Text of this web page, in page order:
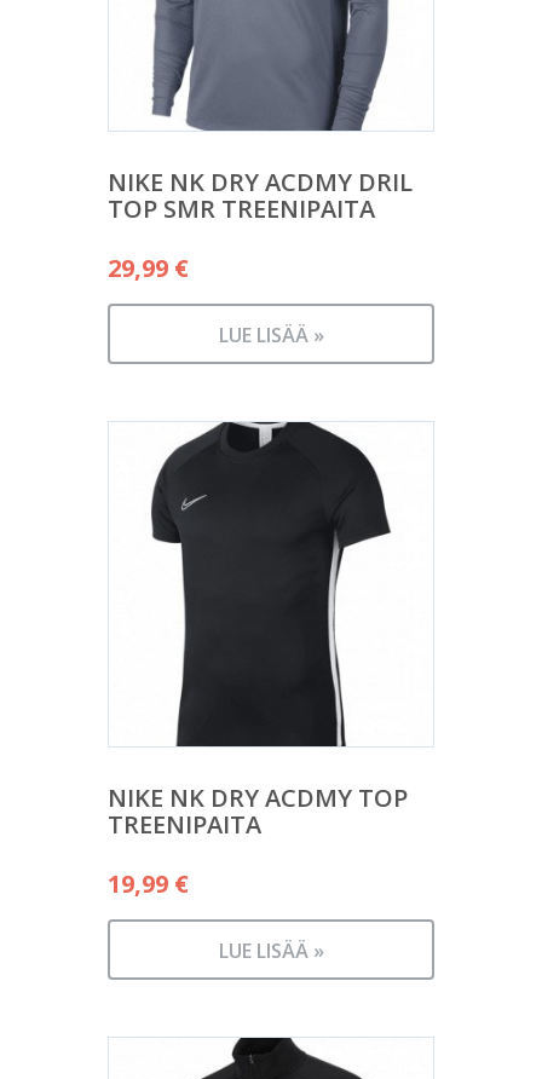
NIKE NK DRY ACDMY DRIL
TOP SMR TREENIPAITA
29,99 €
LUE LISÄÄ »
NIKE NK DRY ACDMY TOP
TREENIPAITA
19,99 €
LUE LISÄÄ »